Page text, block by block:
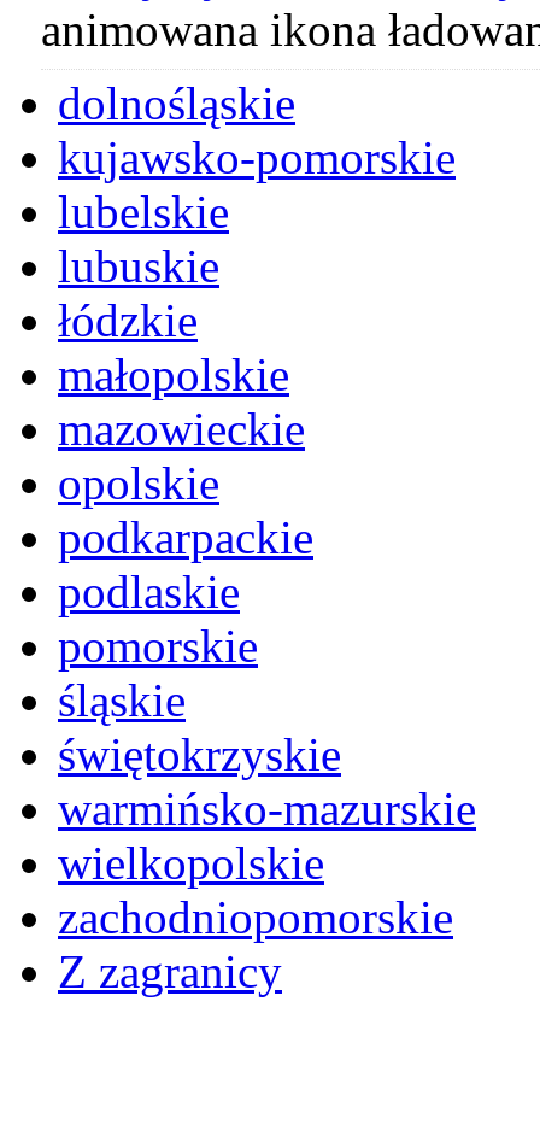
animowana ikona
dolnośląskie
kujawsko-pomorskie
lubelskie
lubuskie
łódzkie
małopolskie
mazowieckie
opolskie
podkarpackie
podlaskie
pomorskie
śląskie
świętokrzyskie
warmińsko-mazurskie
wielkopolskie
zachodniopomorskie
Z zagranicy